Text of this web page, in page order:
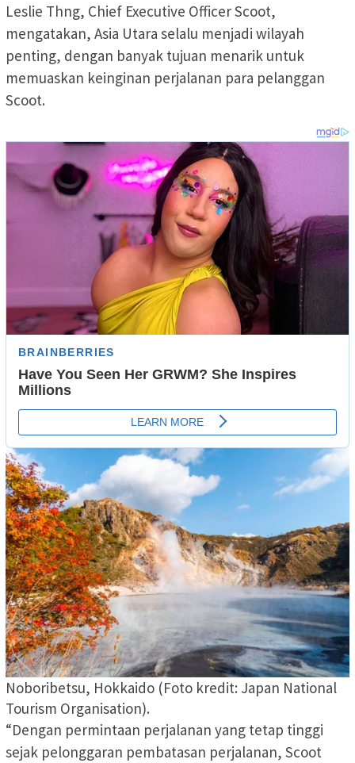
Leslie Thng, Chief Executive Officer Scoot,
mengatakan, Asia Utara selalu menjadi wilayah
penting, dengan banyak tujuan menarik untuk
memuaskan keinginan perjalanan para pelanggan
Scoot.
Noboribetsu, Hokkaido (Foto kredit: Japan National
Tourism Organisation).
“Dengan permintaan perjalanan yang tetap tinggi
sejak pelonggaran pembatasan perjalanan, Scoot